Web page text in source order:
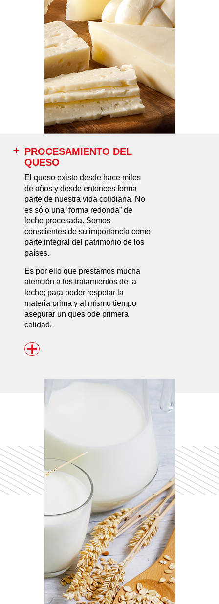
PROCESAMIENTO DEL
QUESO
El queso existe desde hace miles
de años y desde entonces forma
parte de nuestra vida cotidiana. No
es sólo una “forma redonda” de
leche procesada. Somos
conscientes de su importancia como
parte integral del patrimonio de los
países.
Es por ello que prestamos mucha
atención a los tratamientos de la
leche; para poder respetar la
materia prima y al mismo tiempo
asegurar un ques ode primera
calidad.
+